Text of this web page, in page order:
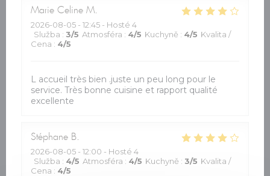
Marie Celine M
2026-08-05 - 12:45 - Hosté 4
Služba : 3/5 Atmosféra : 4/5 Kuchyně : 4/5 Kvalita /
Cena : 4/5
L accueil très bien .juste un peu long pour le
service. Très bonne cuisine et rapport qualité
excellente
Stéphane B
2026-08-05 - 12:00 - Hosté 4
Služba : 4/5 Atmosféra : 4/5 Kuchyně : 3/5 Kvalita /
Cena : 4/5